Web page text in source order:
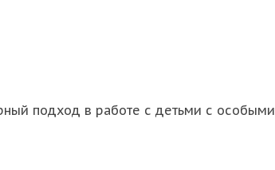
подход в работе с детьми с особыми